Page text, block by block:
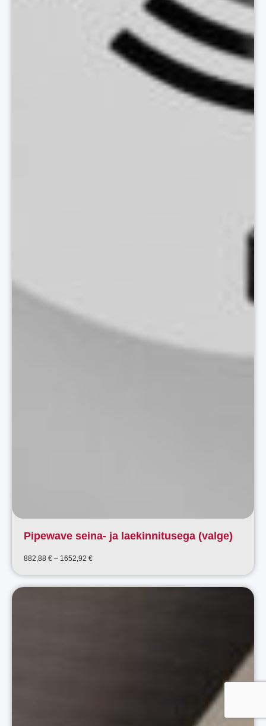
Pipewave seina- ja laekinnitusega (valge)
882,88€ – 1652,92€Price
882,88 €
through